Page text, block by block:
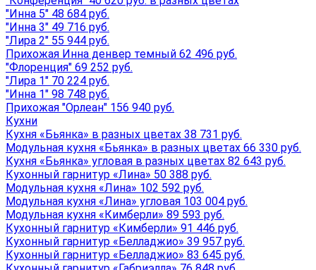
"Инна 5" 48 684 руб.
"Инна 3" 49 716 руб.
"Лира 2" 55 944 руб.
Прихожая Инна денвер темный 62 496 руб.
"Флоренция" 69 252 руб.
"Лира 1" 70 224 руб.
"Инна 1" 98 748 руб.
Прихожая "Орлеан" 156 940 руб.
Кухни
Кухня «Бьянка» в разных цветах 38 731 руб.
Модульная кухня «Бьянка» в разных цветах 66 330 руб.
Кухня «Бьянка» угловая в разных цветах 82 643 руб.
Кухонный гарнитур «Лина» 50 388 руб.
Модульная кухня «Лина» 102 592 руб.
Модульная кухня «Лина» угловая 103 004 руб.
Модульная кухня «Кимберли» 89 593 руб.
Кухонный гарнитур «Кимберли» 91 446 руб.
Кухонный гарнитур «Белладжио» 39 957 руб.
Кухонный гарнитур «Белладжио» 83 645 руб.